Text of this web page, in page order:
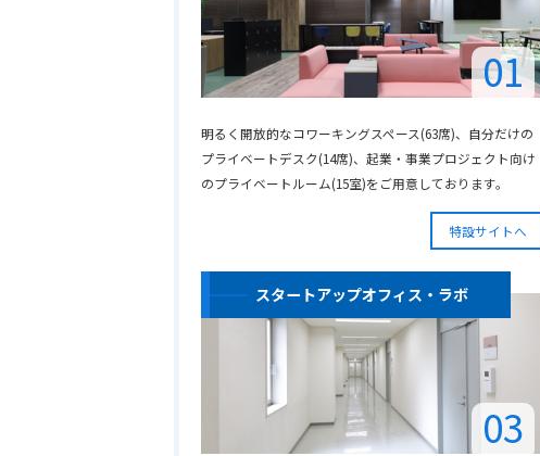
01
明るく開放的なコワーキングスペース(63席)、自分だけの
プライベートデスク(14席)、起業・事業プロジェクト向け
のプライベートルーム(15室)をご用意しております。
特設サイトへ
スタートアップオフィス・ラボ
03